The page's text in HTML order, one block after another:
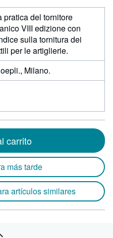
pratica del tornitore
VIII edizione con
sulla tornitura dei
per le artiglierie.
Milano.
carrito
más tarde
artículos similares